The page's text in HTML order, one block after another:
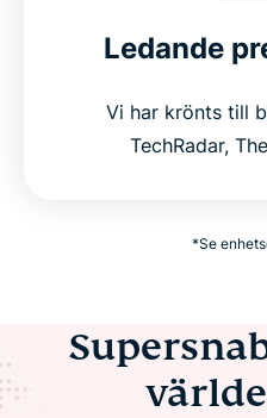
Ledande
Vi har krönts till
TechRadar,
*Se